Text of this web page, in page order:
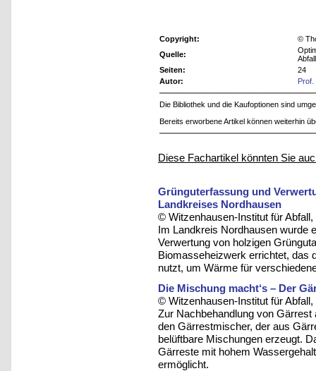
Copyright:
©
Quelle:
Seiten:
24
Autor:
Die Bibliothek und die Kaufoptionen sind
Bereits erworbene Artikel können weiterhin
Diese Fachartikel könnten Sie
Grünguterfassung und
Landkreises Nordhausen
© Witzenhausen-Institut für
Im Landkreis Nordhausen wurde
Verwertung von holzigen
Biomasseheizwerk errichtet, das
nutzt, um Wärme für
Die Mischung macht‘s – Der
© Witzenhausen-Institut für
Zur Nachbehandlung von
den Gärrestmischer, der aus
belüftbare Mischungen erzeugt.
Gärreste mit hohem
ermöglicht.